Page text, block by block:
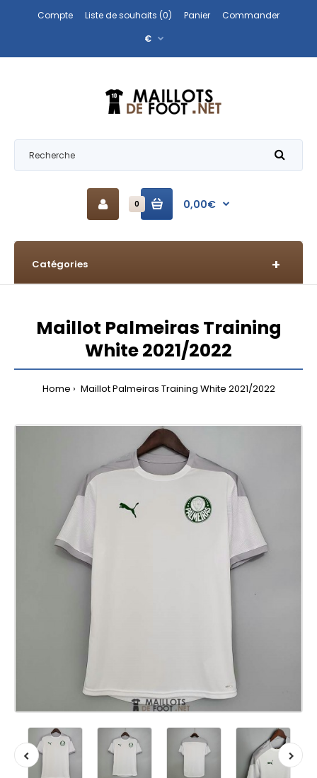
Compte Liste de souhaits (0) Panier
Commander
€
0 0,00€
Catégories
Maillot Palmeiras Training
White 2021/2022
Home Maillot Palmeiras Training White 2021/2022